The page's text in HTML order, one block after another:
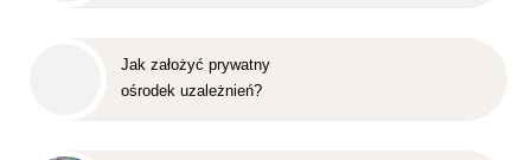
Jak założyć prywatny
ośrodek uzależnień?